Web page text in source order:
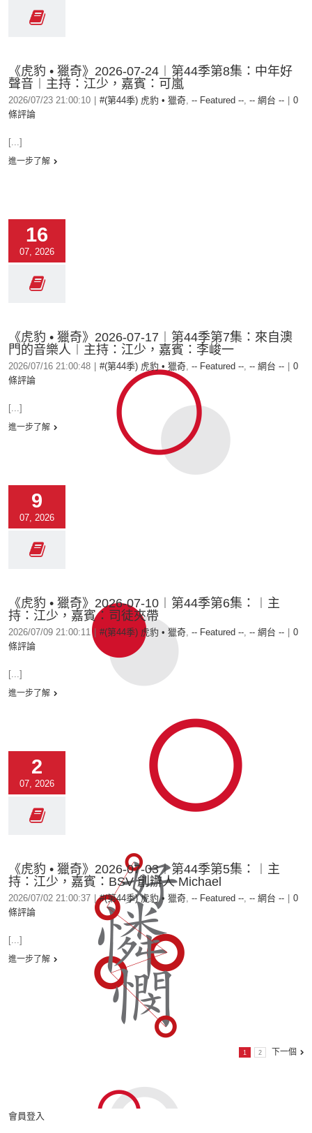
《虎豹 • 獵奇》2026-07-24︱第44季第8集：中年好
聲音︱主持：江少，嘉賓：可嵐
2026/07/23 21:00:10 #(第44季) 虎豹 • 獵奇, -- Featured --, -- 網台 --
0
條評論
[...]
進一步了解
16
07, 2026
《虎豹 • 獵奇》2026-07-17︱第44季第7集：來自澳
門的音樂人︱主持：江少，嘉賓：李峻一
2026/07/16 21:00:48 #(第44季) 虎豹 • 獵奇, -- Featured --, -- 網台 --
0
條評論
[...]
進一步了解
9
07, 2026
《虎豹 • 獵奇》2026-07-10︱第44季第6集：︱主
持：江少，嘉賓：司徒夾帶
2026/07/09 21:00:11 #(第44季) 虎豹 • 獵奇, -- Featured --, -- 網台 --
0
條評論
[...]
進一步了解
2
07, 2026
《虎豹 • 獵奇》2026-07-03︱第44季第5集：︱主
持：江少，嘉賓：BSV 創辦人 Michael
2026/07/02 21:00:37 #(第44季) 虎豹 • 獵奇, -- Featured --, -- 網台 --
0
條評論
[...]
進一步了解
1 2 下一個
會員登入